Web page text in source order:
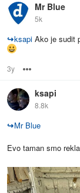
Mr Blue
5k
↪ksapi Ako je sudit
3y
ksapi
8.8k
↪Mr Blue
Evo taman smo